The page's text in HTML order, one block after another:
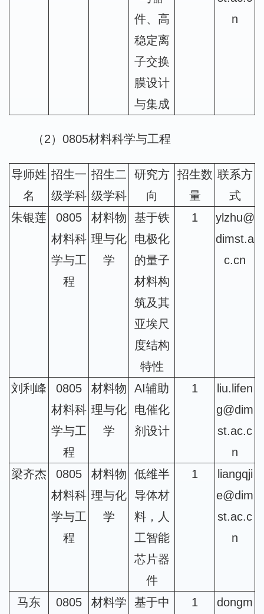
件、高
稳定离
子交换
膜设计
与集成
n
（2）0805材料科学与工程
导师姓
名
招生一
级学科
招生二
级学科
研究方
向
招生数
量
联系方
式
朱银莲
0805
材料科
学与工
程
材料物
理与化
学
基于铁
电极化
的量子
材料构
筑及其
亚埃尺
度结构
特性
1
ylzhu@
dimst.a
c.cn
刘利峰
0805
材料科
学与工
程
材料物
理与化
学
AI辅助
电催化
剂设计
1
liu.lifen
g@dim
st.ac.c
n
梁齐杰
0805
材料科
学与工
程
材料物
理与化
学
低维半
导体材
料，人
工智能
芯片器
件
1
liangqji
e@dim
st.ac.c
n
马东 0805 材料学 基于中 1 dongm